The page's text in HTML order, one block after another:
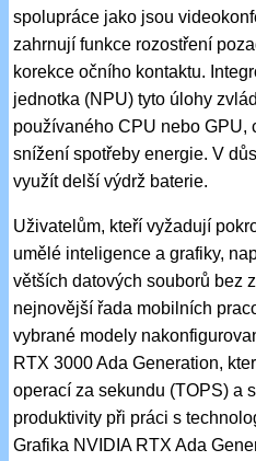
spolupráce jako jsou
zahrnují funkce rozostření
korekce očního kontaktu.
jednotka (NPU) tyto úlohy
používaného CPU nebo GPU,
snížení spotřeby energie. V
využít delší výdrž baterie.
Uživatelům, kteří vyžadují
umělé inteligence a grafiky,
větších datových souborů bez
nejnovější řada mobilních
vybrané modely
RTX 3000 Ada Generation,
operací za sekundu (TOPS) a
produktivity při práci s
Grafika NVIDIA RTX Ada